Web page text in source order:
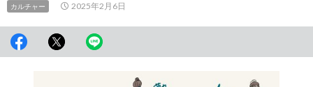
カルチャー 2025年2月6日